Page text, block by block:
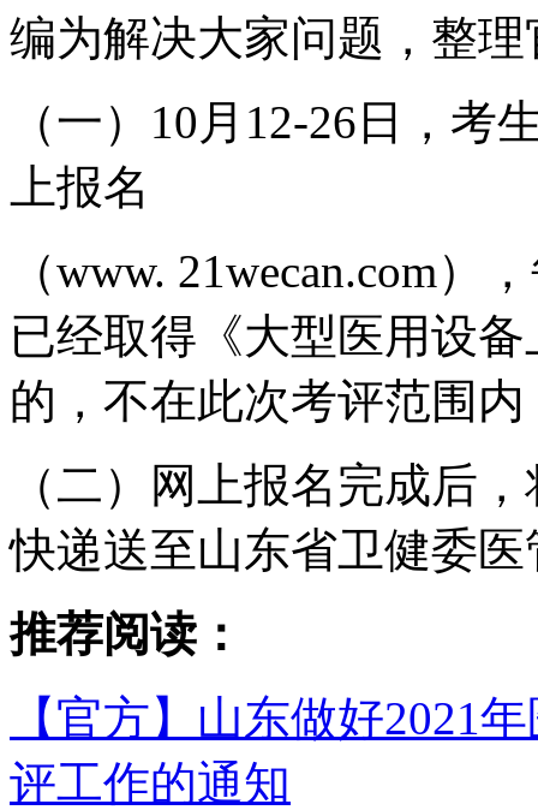
编为解决大家问题，整
（一）10月12-26日，考
上报名
（www. 21wecan.com
已经取得《大型医用设
的，不在此次考评范围
（二）网上报名完成后
快递送至山东省卫健委
推荐阅读：
【官方】山东做好2021
评工作的通知